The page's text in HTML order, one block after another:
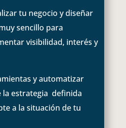
tu negocio y diseñar
sencillo para
visibilidad, interés y
y automatizar
la estrategia definida
a la situación de tu